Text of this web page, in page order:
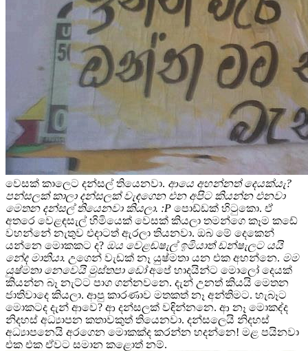
වෙසක් කාලෙට දන්සල් තියෙනවා. ආයෙ අහන්නත් දෙයක්යැ?
පන්සලක් කාලා දන්සලක් වැඳගෙන එන අපිට කියන්න එනවා
මෙතන දන්සල් තියෙනවා කියලා. :P පොඩ්ඩක් හිටුකො. ඒ
අතරෙ වෙළඳසැල් හිමියෙක් වෙසක් කියලා තමන්ගෙ කෑම කඩේ
වහන්නේ නැතුව එදාටත් ඇරලා තියනවා. ඔබ මේ දෙකෙන්
යන්නෙ මොකකට ද? ඔය වෙළඬෂැල් ඉමියාත් ඩන්ෂැලට යයි
නේද මාතියා. උගෙන් වැඩක් නෑ යුෂ්මතා යන එක අහන්නෙ. මම
යුෂ්මතා නෙවෙයි මුස්තපා ඩෝඅපේ හාදයින්ට මොලෝ දෙයක්
කියන්න බෑ නැට්ට පාග ගන්නවනෙ. දැන් උනත් කියයි මෙතන
ජාතිවාදෙ කියලා. ආපු කාරණාව මතකත් නෑ අන්තිමට. හැබෑට
මොකටද දැන් ආවෙ? ආ දන්සලක් වඳින්නනෙ. ආ නෑ මොකද්ද
නිදහස් අධ්‍යාපන කතාවකුත් තියෙනවා. දන්සලෙයි නිදහස්
අධ්‍යාපනෙයි අරගෙන මොකක්ද කරන්න හදන්නෙ! මළ පයිනවා
එක එක ඒවට සමාන කළොත් නම්.